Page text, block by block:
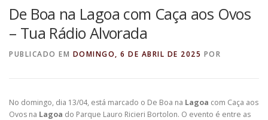
De Boa na Lagoa com Caça aos Ovos
– Tua Rádio Alvorada
PUBLICADO EM DOMINGO, 6 DE ABRIL DE 2025 POR
No domingo, dia 13/04, está marcado o De Boa na Lagoa com Caça aos
Ovos na Lagoa do Parque Lauro Ricieri Bortolon. O evento é entre as